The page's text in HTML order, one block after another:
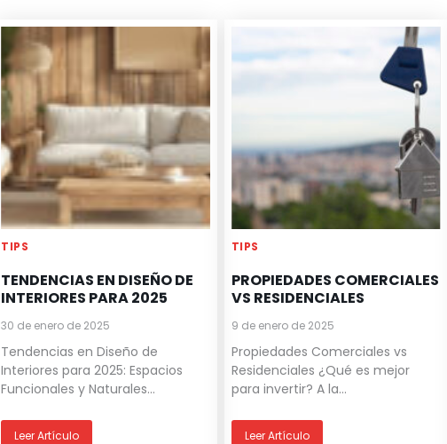
TIPS
TENDENCIAS EN DISEÑO DE
INTERIORES PARA 2025
30 de enero de 2025
Tendencias en Diseño de
Interiores para 2025: Espacios
Funcionales y Naturales...
Leer Artículo
TIPS
PROPIEDADES COMERCIALES
VS RESIDENCIALES
9 de enero de 2025
Propiedades Comerciales vs
Residenciales ¿Qué es mejor
para invertir? A la...
Leer Artículo